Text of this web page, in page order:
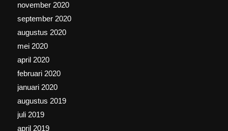
november 2020
september 2020
augustus 2020
mei 2020
april 2020
februari 2020
januari 2020
augustus 2019
juli 2019
april 2019